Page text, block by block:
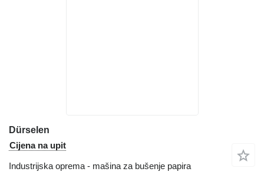
Dürselen
Cijena na upit
Industrijska oprema - mašina za bušenje papira